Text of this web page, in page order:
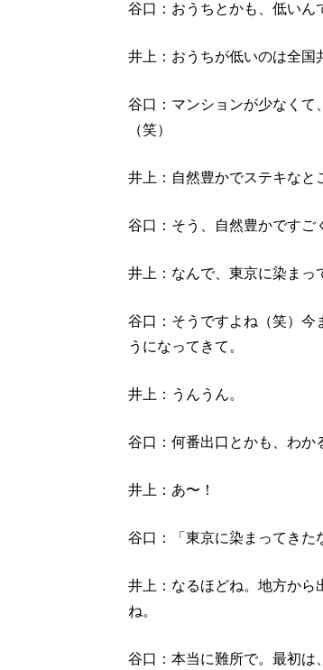
谷口：おうちとかも、低い
井上：おうちが低いのは全国
谷口：マンションが少なくて
（笑）
井上：自然豊かでステキなと
谷口：そう、自然豊かですご
井上：なんで、東京に染まっ
谷口：そうですよね（笑）今
うになってきて。
井上：うんうん。
谷口：何番出口とかも、わか
井上：あ〜！
谷口：「東京に染まってきた
井上：なるほどね。地方から
ね。
谷口：本当に難所で。最初